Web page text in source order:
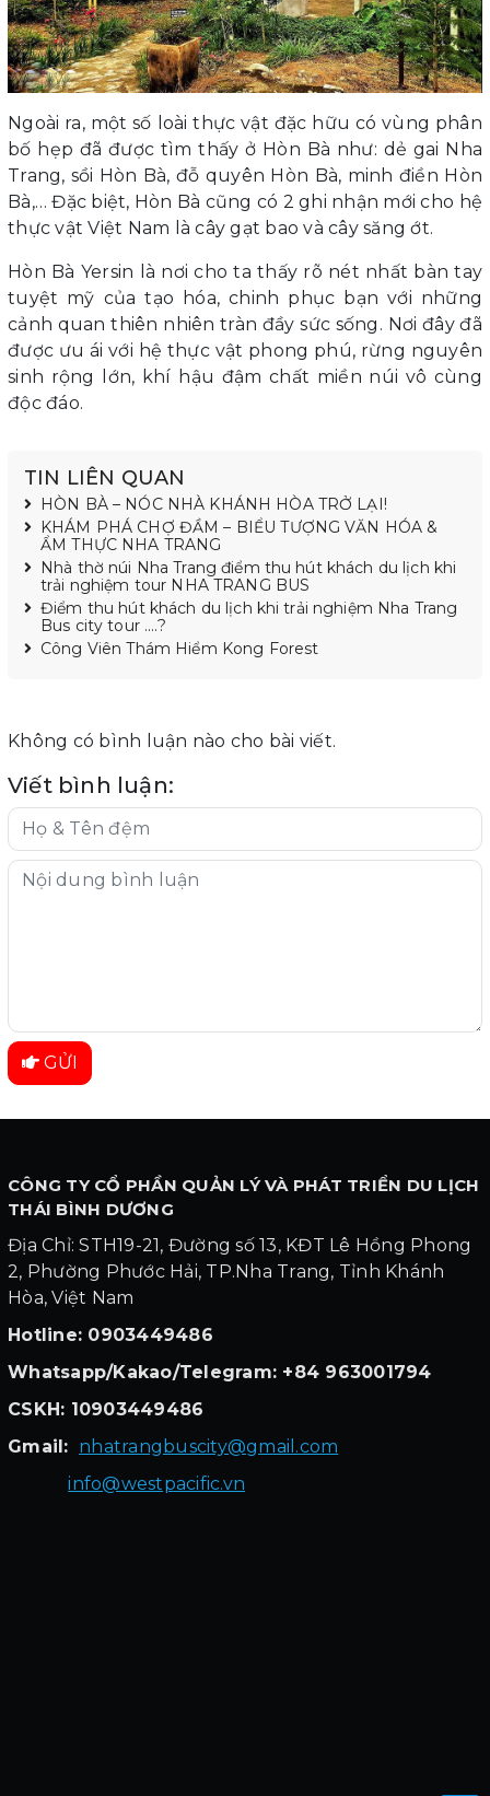
Ngoài ra, một số loài thực vật đặc hữu có vùng phân
bố hẹp đã được tìm thấy ở Hòn Bà như: dẻ gai Nha
Trang, sồi Hòn Bà, đỗ quyên Hòn Bà, minh điền Hòn
Bà,… Đặc biệt, Hòn Bà cũng có 2 ghi nhận mới cho hệ
thực vật Việt Nam là cây gạt bao và cây săng ớt.
Hòn Bà Yersin là nơi cho ta thấy rõ nét nhất bàn tay
tuyệt mỹ của tạo hóa, chinh phục bạn với những
cảnh quan thiên nhiên tràn đầy sức sống. Nơi đây đã
được ưu ái với hệ thực vật phong phú, rừng nguyên
sinh rộng lớn, khí hậu đậm chất miền núi vô cùng
độc đáo.
TIN LIÊN QUAN
HÒN BÀ – NÓC NHÀ KHÁNH HÒA TRỞ LẠI!
KHÁM PHÁ CHỢ ĐẦM – BIỂU TƯỢNG VĂN HÓA &
ẨM THỰC NHA TRANG
Nhà thờ núi Nha Trang điểm thu hút khách du lịch khi
trải nghiệm tour NHA TRANG BUS
Điểm thu hút khách du lịch khi trải nghiệm Nha Trang
Bus city tour ....?
Công Viên Thám Hiểm Kong Forest
Không có bình luận nào cho bài viết.
Viết bình luận:
GỬI
CÔNG TY CỔ PHẦN QUẢN LÝ VÀ PHÁT TRIỂN DU LỊCH
THÁI BÌNH DƯƠNG
Địa Chỉ: STH19-21, Đường số 13, KĐT Lê Hồng Phong
2, Phường Phước Hải, TP.Nha Trang, Tỉnh Khánh
Hòa, Việt Nam
Hotline: 0903449486
Whatsapp/Kakao/Telegram: +84 963001794
CSKH: 10903449486
Gmail: nhatrangbuscity@gmail.com
info@westpacific.vn